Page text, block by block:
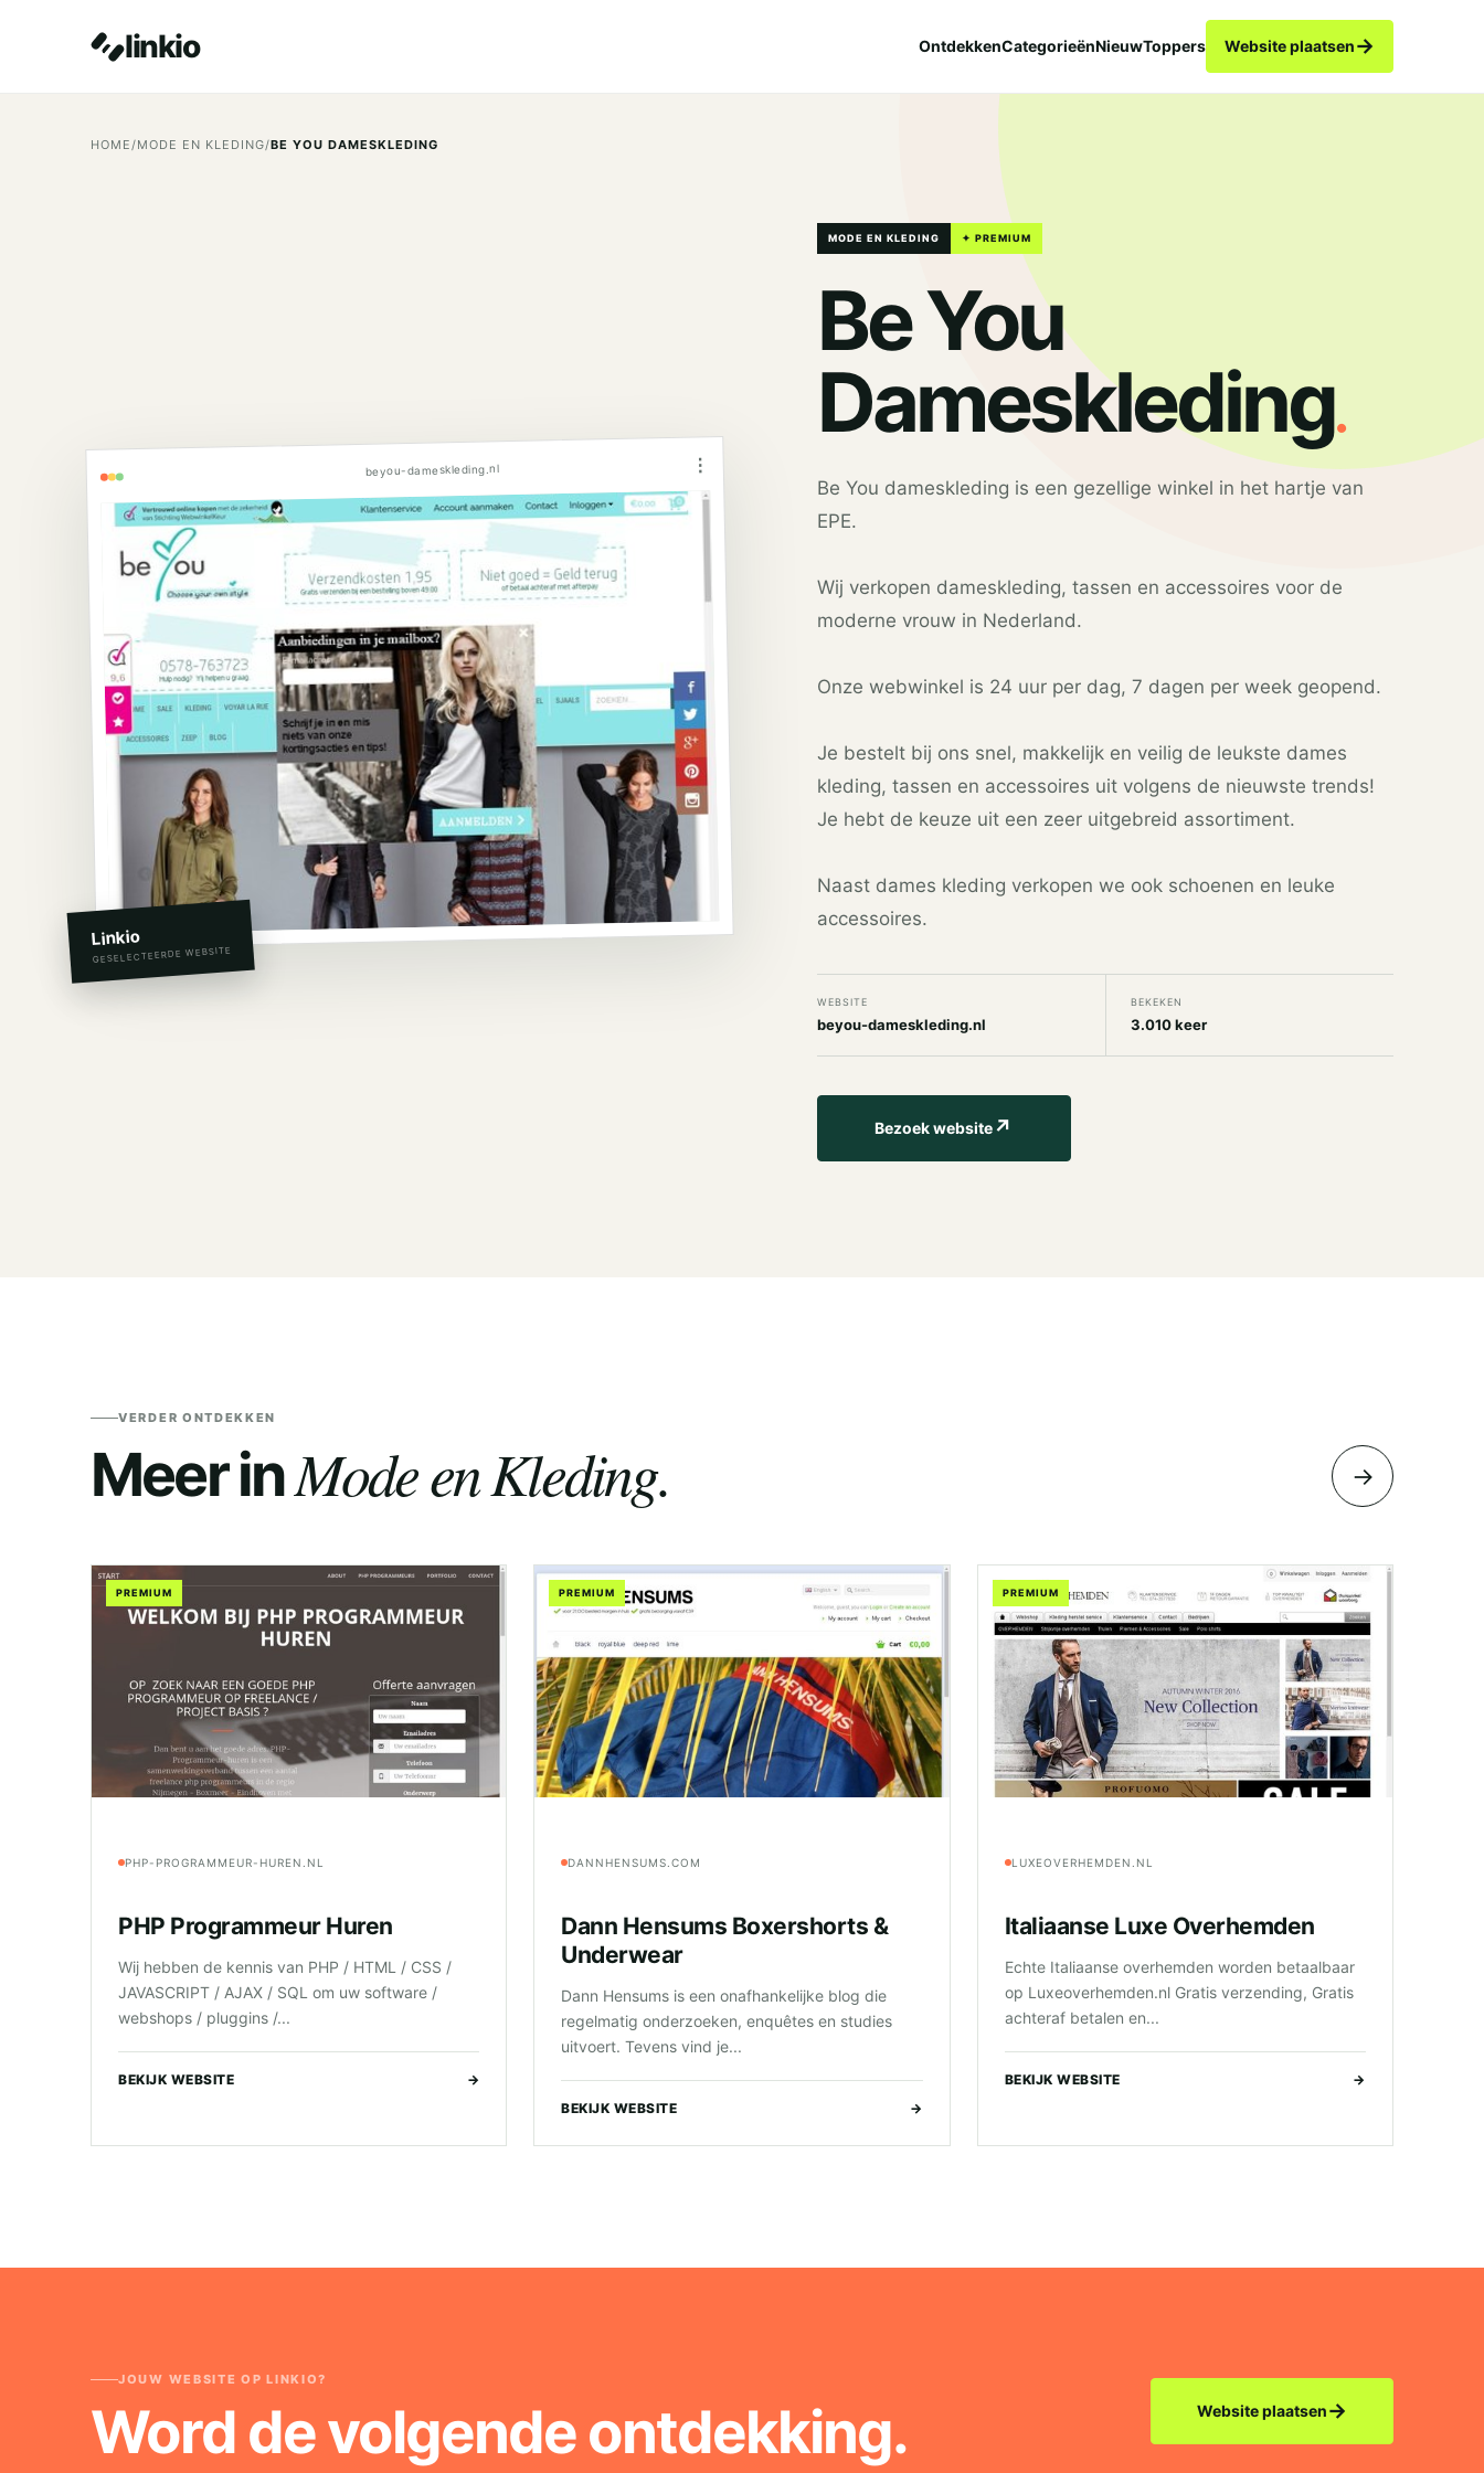
linkio OntdekkenCategorieënNieuwToppers Website plaatsen→
HOME/MODE EN KLEDING/BE YOU DAMESKLEDING
beyou-dameskleding.nl ⋮
Linkio
GESELECTEERDE WEBSITE
MODE EN KLEDING ✦ PREMIUM
Be You
Dameskleding.
Be You dameskleding is een gezellige winkel in het hartje van
EPE.
Wij verkopen dameskleding, tassen en accessoires voor de
moderne vrouw in Nederland.
Onze webwinkel is 24 uur per dag, 7 dagen per week geopend.
Je bestelt bij ons snel, makkelijk en veilig de leukste dames
kleding, tassen en accessoires uit volgens de nieuwste trends!
Je hebt de keuze uit een zeer uitgebreid assortiment.
Naast dames kleding verkopen we ook schoenen en leuke
accessoires.
WEBSITE
beyou-dameskleding.nl
BEKEKEN
3.010 keer
Bezoek website↗
VERDER ONTDEKKEN
Meer inMode en Kleding. →
PREMIUM
PHP-PROGRAMMEUR-HUREN.NL
PHP Programmeur Huren
Wij hebben de kennis van PHP / HTML / CSS /
JAVASCRIPT / AJAX / SQL om uw software /
webshops / pluggins /...
BEKIJK WEBSITE →
PREMIUM
DANNHENSUMS.COM
Dann Hensums Boxershorts &
Underwear
Dann Hensums is een onafhankelijke blog die
regelmatig onderzoeken, enquêtes en studies
uitvoert. Tevens vind je...
BEKIJK WEBSITE →
PREMIUM
LUXEOVERHEMDEN.NL
Italiaanse Luxe Overhemden
Echte Italiaanse overhemden worden betaalbaar
op Luxeoverhemden.nl Gratis verzending, Gratis
achteraf betalen en...
BEKIJK WEBSITE →
JOUW WEBSITE OP LINKIO?
Word de volgende ontdekking. Website plaatsen→